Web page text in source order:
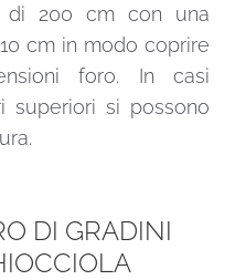
di 200 cm con una
cm in modo coprire
foro. In casi
superiori si possono
DI GRADINI